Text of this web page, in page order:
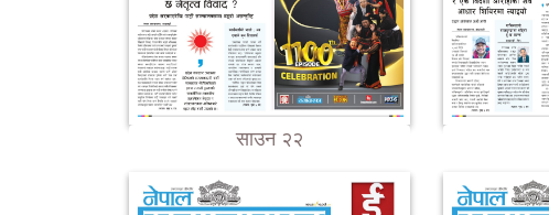
साउन २२